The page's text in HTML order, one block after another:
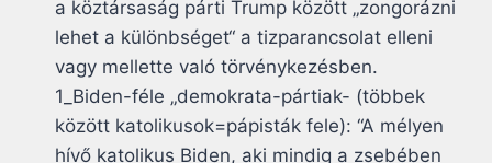
a köztársaság párti Trump között „zongorázni
lehet a különbséget“ a tizparancsolat elleni
vagy mellette való törvénykezésben.
1_Biden-féle „demokrata-pártiak- (többek
között katolikusok=pápisták fele): “A mélyen
hívő katolikus Biden, aki mindig a zsebében